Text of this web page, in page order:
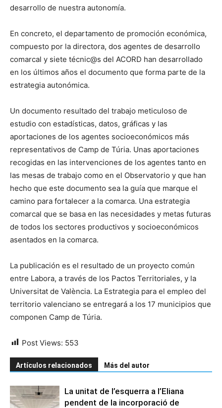
desarrollo de nuestra autonomía.
En concreto, el departamento de promoción económica,
compuesto por la directora, dos agentes de desarrollo
comarcal y siete técnic@s del ACORD han desarrollado
en los últimos años el documento que forma parte de la
estrategia autonómica.
Un documento resultado del trabajo meticuloso de
estudio con estadísticas, datos, gráficas y las
aportaciones de los agentes socioeconómicos más
representativos de Camp de Túria. Unas aportaciones
recogidas en las intervenciones de los agentes tanto en
las mesas de trabajo como en el Observatorio y que han
hecho que este documento sea la guía que marque el
camino para fortalecer a la comarca. Una estrategia
comarcal que se basa en las necesidades y metas futuras
de todos los sectores productivos y socioeconómicos
asentados en la comarca.
La publicación es el resultado de un proyecto común
entre Labora, a través de los Pactos Territoriales, y la
Universitat de València. La Estrategia para el empleo del
territorio valenciano se entregará a los 17 municipios que
componen Camp de Túria.
Post Views: 553
Artículos relacionados Más del autor
La unitat de l’esquerra a l’Eliana
pendent de la incorporació de